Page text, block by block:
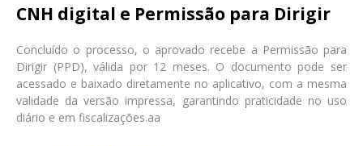
CNH digital e Permissão para Dirigir
Concluído o processo, o aprovado recebe a Permissão para
Dirigir (PPD), válida por 12 meses. O documento pode ser
acessado e baixado diretamente no aplicativo, com a mesma
validade da versão impressa, garantindo praticidade no uso
diário e em fiscalizações.aa